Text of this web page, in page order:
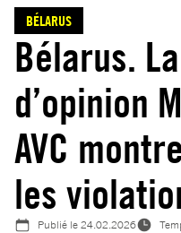
BÉLARUS
Bélarus.
d’opinion
AVC
les
Publié le24.02.2026